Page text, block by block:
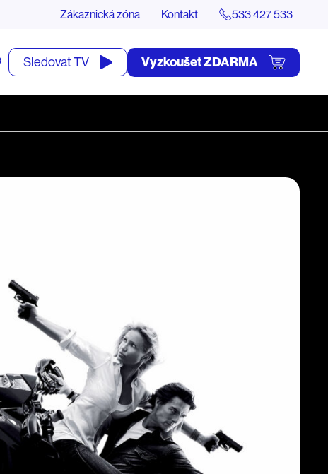
Zákaznická zóna Kontakt 533 427 533
Otevřít
vyhledávání
Sledovat TV Vyzkoušet ZDARMA